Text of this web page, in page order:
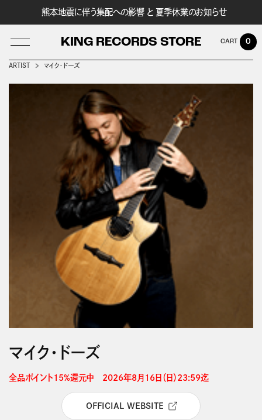
熊本地震に伴う集配への影響 と 夏季休業のお知らせ
KING RECORDS STORE 0
ARTIST マイク・ドーズ
マイク・ドーズ
全品ポイント15%還元中　2026年8月16日（日）23:59迄
OFFICIAL WEBSITE